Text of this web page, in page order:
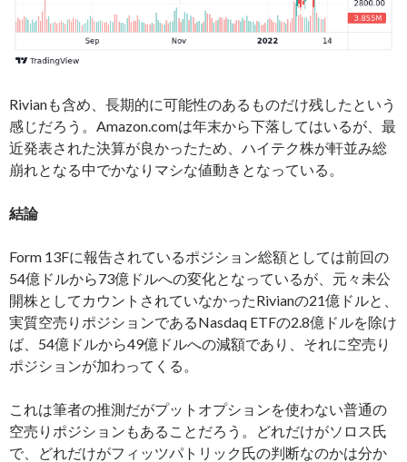
Rivianも含め、長期的に可能性のあるものだけ残したという
感じだろう。Amazon.comは年末から下落してはいるが、最
近発表された決算が良かったため、ハイテク株が軒並み総
崩れとなる中でかなりマシな値動きとなっている。
結論
Form 13Fに報告されているポジション総額としては前回の
54億ドルから73億ドルへの変化となっているが、元々未公
開株としてカウントされていなかったRivianの21億ドルと、
実質空売りポジションであるNasdaq ETFの2.8億ドルを除け
ば、54億ドルから49億ドルへの減額であり、それに空売り
ポジションが加わってくる。
これは筆者の推測だがプットオプションを使わない普通の
空売りポジションもあることだろう。どれだけがソロス氏
で、どれだけがフィッツパトリック氏の判断なのかは分か